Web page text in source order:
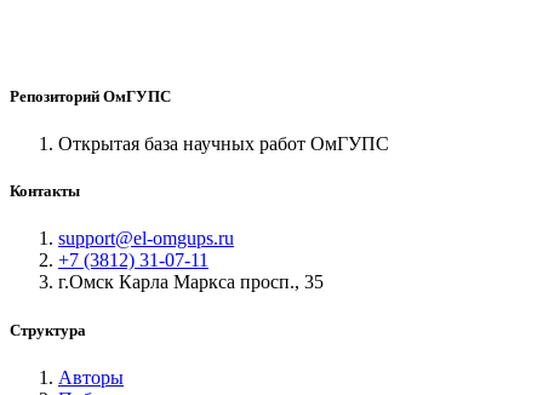
Репозиторий ОмГУПС
Открытая база научных работ ОмГУПС
Контакты
support@el-omgups.ru
+7 (3812) 31-07-11
г.Омск Карла Маркса просп., 35
Структура
Авторы